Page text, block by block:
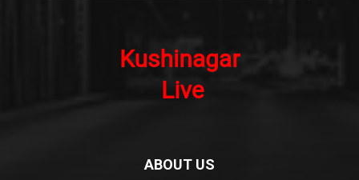
ABOUT US